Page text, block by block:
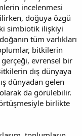
incelenmesi
doğuya özgü
simbiotik ilişkiyi
tüm varlıkları
bitkilerin
evrensel bir
dış dünyaya
dünyadan gelen
da görülebilir.
birlikte